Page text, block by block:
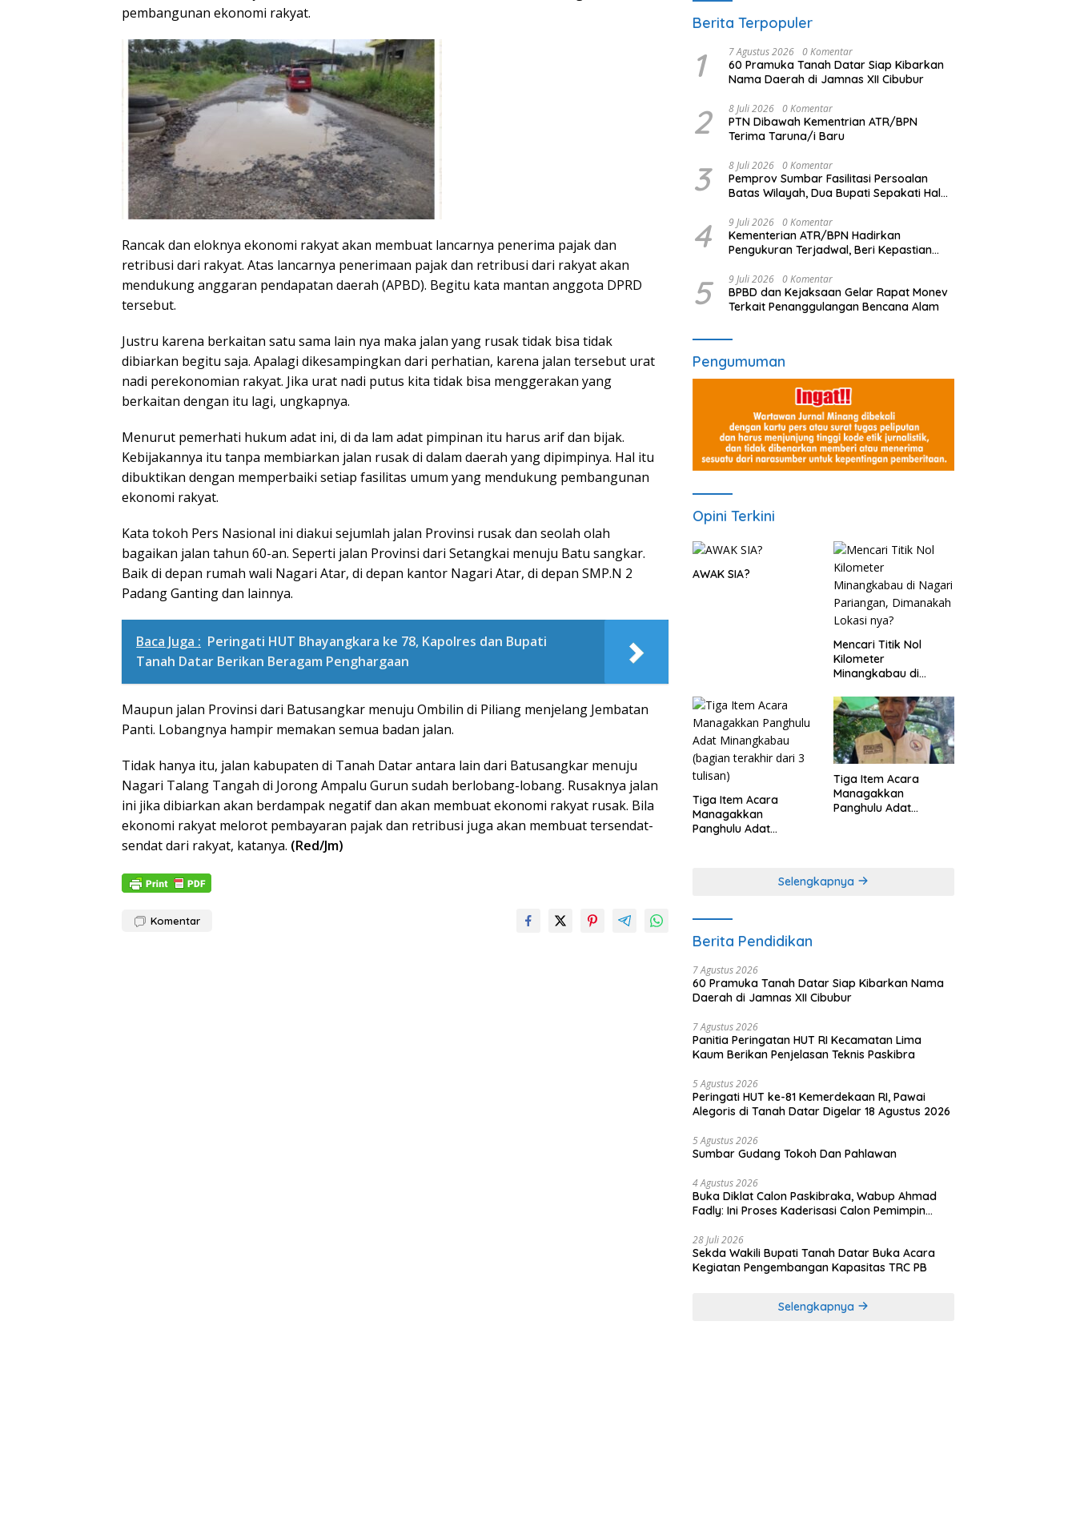
pembangunan ekonomi rakyat.
Rancak dan eloknya ekonomi rakyat akan membuat lancarnya penerima pajak dan
retribusi dari rakyat. Atas lancarnya penerimaan pajak dan retribusi dari rakyat akan
mendukung anggaran pendapatan daerah (APBD). Begitu kata mantan anggota DPRD
tersebut.
Justru karena berkaitan satu sama lain nya maka jalan yang rusak tidak bisa tidak
dibiarkan begitu saja. Apalagi dikesampingkan dari perhatian, karena jalan tersebut urat
nadi perekonomian rakyat. Jika urat nadi putus kita tidak bisa menggerakan yang
berkaitan dengan itu lagi, ungkapnya.
Menurut pemerhati hukum adat ini, di da lam adat pimpinan itu harus arif dan bijak.
Kebijakannya itu tanpa membiarkan jalan rusak di dalam daerah yang dipimpinya. Hal itu
dibuktikan dengan memperbaiki setiap fasilitas umum yang mendukung pembangunan
ekonomi rakyat.
Kata tokoh Pers Nasional ini diakui sejumlah jalan Provinsi rusak dan seolah olah
bagaikan jalan tahun 60-an. Seperti jalan Provinsi dari Setangkai menuju Batu sangkar.
Baik di depan rumah wali Nagari Atar, di depan kantor Nagari Atar, di depan SMP.N 2
Padang Ganting dan lainnya.
Baca Juga : Peringati HUT Bhayangkara ke 78, Kapolres dan Bupati
Tanah Datar Berikan Beragam Penghargaan
Maupun jalan Provinsi dari Batusangkar menuju Ombilin di Piliang menjelang Jembatan
Panti. Lobangnya hampir memakan semua badan jalan.
Tidak hanya itu, jalan kabupaten di Tanah Datar antara lain dari Batusangkar menuju
Nagari Talang Tangah di Jorong Ampalu Gurun sudah berlobang-lobang. Rusaknya jalan
ini jika dibiarkan akan berdampak negatif dan akan membuat ekonomi rakyat rusak. Bila
ekonomi rakyat melorot pembayaran pajak dan retribusi juga akan membuat tersendat-
sendat dari rakyat, katanya. (Red/Jm)
Komentar
Berita Terpopuler
1 7 Agustus 2026 0 Komentar
60 Pramuka Tanah Datar Siap Kibarkan
Nama Daerah di Jamnas XII Cibubur
2 8 Juli 2026 0 Komentar
PTN Dibawah Kementrian ATR/BPN
Terima Taruna/i Baru
3 8 Juli 2026 0 Komentar
Pemprov Sumbar Fasilitasi Persoalan
Batas Wilayah, Dua Bupati Sepakati Hal
4 9 Juli 2026 0 Komentar
Kementerian ATR/BPN Hadirkan
Pengukuran Terjadwal, Beri Kepastian
5 9 Juli 2026 0 Komentar
BPBD dan Kejaksaan Gelar Rapat Monev
Terkait Penanggulangan Bencana Alam
Pengumuman
Opini Terkini
AWAK SIA?
Mencari Titik Nol
Kilometer
Minangkabau di
Dimanakah Lokasi
nya?
Tiga Item Acara
Managakkan
Panghulu Adat
Tiga Item Acara
Managakkan
Panghulu Adat
Selengkapnya
Berita Pendidikan
7 Agustus 2026
60 Pramuka Tanah Datar Siap Kibarkan Nama
Daerah di Jamnas XII Cibubur
7 Agustus 2026
Panitia Peringatan HUT RI Kecamatan Lima
Kaum Berikan Penjelasan Teknis Paskibra
5 Agustus 2026
Peringati HUT ke-81 Kemerdekaan RI, Pawai
Alegoris di Tanah Datar Digelar 18 Agustus 2026
5 Agustus 2026
Sumbar Gudang Tokoh Dan Pahlawan
4 Agustus 2026
Buka Diklat Calon Paskibraka, Wabup Ahmad
Fadly: Ini Proses Kaderisasi Calon Pemimpin
28 Juli 2026
Sekda Wakili Bupati Tanah Datar Buka Acara
Kegiatan Pengembangan Kapasitas TRC PB
Selengkapnya